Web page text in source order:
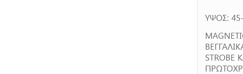
ΥΨΟΣ: